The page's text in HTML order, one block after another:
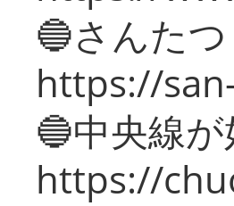
🔵さんた
https://
🔵中央線
https://